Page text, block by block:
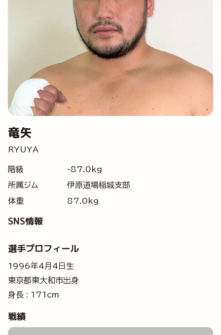
竜矢
RYUYA
階級
-87.0kg
所属ジム
伊原道場稲城支部
体重
87.0kg
SNS情報
選手プロフィール
1996年4月4日生
東京都東大和市出身
身長 : 171cm
戦績